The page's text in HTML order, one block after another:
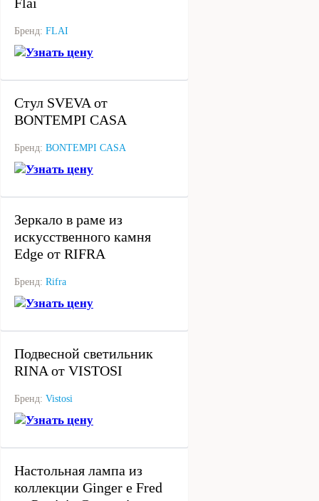
Бренд: FLAI
Узнать цену
Стул SVEVA от
BONTEMPI CASA
Бренд: BONTEMPI CASA
Узнать цену
Зеркало в раме из
искусственного камня
Edge от RIFRA
Бренд: Rifra
Узнать цену
Подвесной светильник
RINA от VISTOSI
Бренд: Vistosi
Узнать цену
Настольная лампа из
коллекции Ginger e Fred